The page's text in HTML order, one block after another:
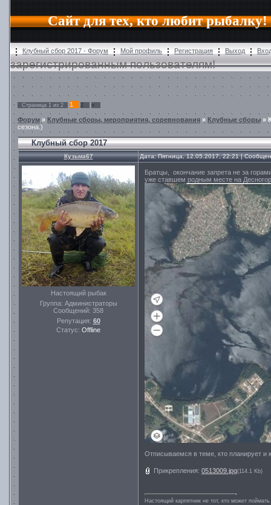
Сайт для тех, кто любит рыбалку!
Клубный сбор 2017 - Форум Мой профиль Регистрация Выход
зарегистрированным пользователям!
Страница 1 из 2 1 2 »
Форум » Клубные сборы, мероприятия, соревнования » Клубные сборы »
сезона.)
Клубный сбор 2017
Кузьма67 Дата: Пятница, 12.05.2017, 22:21 |
Настоящий рыбак
Группа: Администраторы
Сообщений: 358
Репутация: 60
Статус: Offline
Братцы, окончание запрета не за
уже ставшем родным месте на
Отписываемся в теме, кто планирует и
Прикрепления: 0513009.jpg(114.1 Kb)
Настоящий карпятник не тот, кто может